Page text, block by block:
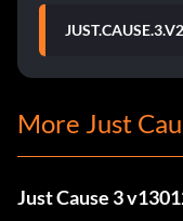
More Just
Just Cause 3